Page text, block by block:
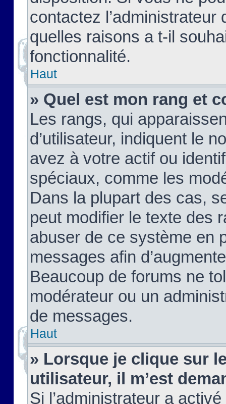
contactez
quelles raisons a t-il
fonctionnalité.
Haut
» Quel est mon rang et
Les rangs, qui
d’utilisateur, indiquent le
avez à votre actif ou
spéciaux, comme les
Dans la plupart des cas,
peut modifier le texte des
abuser de ce système en
messages afin
Beaucoup de forums ne
modérateur ou un
de messages.
Haut
» Lorsque je clique sur
utilisateur, il m’est
Si l’administrateur a